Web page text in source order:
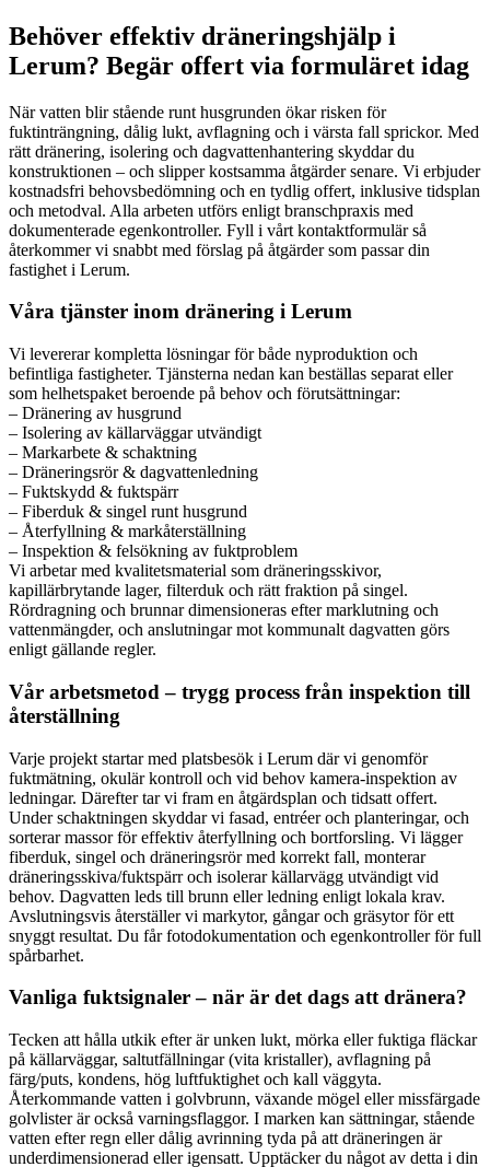
Behöver effektiv dräneringshjälp i
Lerum? Begär offert via formuläret idag
När vatten blir stående runt husgrunden ökar risken för
fuktinträngning, dålig lukt, avflagning och i värsta fall sprickor. Med
rätt dränering, isolering och dagvattenhantering skyddar du
konstruktionen – och slipper kostsamma åtgärder senare. Vi erbjuder
kostnadsfri behovsbedömning och en tydlig offert, inklusive tidsplan
och metodval. Alla arbeten utförs enligt branschpraxis med
dokumenterade egenkontroller. Fyll i vårt kontaktformulär så
återkommer vi snabbt med förslag på åtgärder som passar din
fastighet i Lerum.
Våra tjänster inom dränering i Lerum
Vi levererar kompletta lösningar för både nyproduktion och
befintliga fastigheter. Tjänsterna nedan kan beställas separat eller
som helhetspaket beroende på behov och förutsättningar:
– Dränering av husgrund
– Isolering av källarväggar utvändigt
– Markarbete & schaktning
– Dräneringsrör & dagvattenledning
– Fuktskydd & fuktspärr
– Fiberduk & singel runt husgrund
– Återfyllning & markåterställning
– Inspektion & felsökning av fuktproblem
Vi arbetar med kvalitetsmaterial som dräneringsskivor,
kapillärbrytande lager, filterduk och rätt fraktion på singel.
Rördragning och brunnar dimensioneras efter marklutning och
vattenmängder, och anslutningar mot kommunalt dagvatten görs
enligt gällande regler.
Vår arbetsmetod – trygg process från inspektion till
återställning
Varje projekt startar med platsbesök i Lerum där vi genomför
fuktmätning, okulär kontroll och vid behov kamera-inspektion av
ledningar. Därefter tar vi fram en åtgärdsplan och tidsatt offert.
Under schaktningen skyddar vi fasad, entréer och planteringar, och
sorterar massor för effektiv återfyllning och bortforsling. Vi lägger
fiberduk, singel och dräneringsrör med korrekt fall, monterar
dräneringsskiva/fuktspärr och isolerar källarvägg utvändigt vid
behov. Dagvatten leds till brunn eller ledning enligt lokala krav.
Avslutningsvis återställer vi markytor, gångar och gräsytor för ett
snyggt resultat. Du får fotodokumentation och egenkontroller för full
spårbarhet.
Vanliga fuktsignaler – när är det dags att dränera?
Tecken att hålla utkik efter är unken lukt, mörka eller fuktiga fläckar
på källarväggar, saltutfällningar (vita kristaller), avflagning på
färg/puts, kondens, hög luftfuktighet och kall väggyta.
Återkommande vatten i golvbrunn, växande mögel eller missfärgade
golvlister är också varningsflaggor. I marken kan sättningar, stående
vatten efter regn eller dålig avrinning tyda på att dräneringen är
underdimensionerad eller igensatt. Upptäcker du något av detta i din